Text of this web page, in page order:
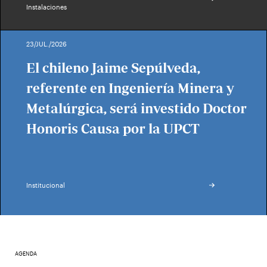
Instalaciones
23/JUL./2026
El chileno Jaime Sepúlveda,
referente en Ingeniería Minera y
Metalúrgica, será investido Doctor
Honoris Causa por la UPCT
Institucional
AGENDA